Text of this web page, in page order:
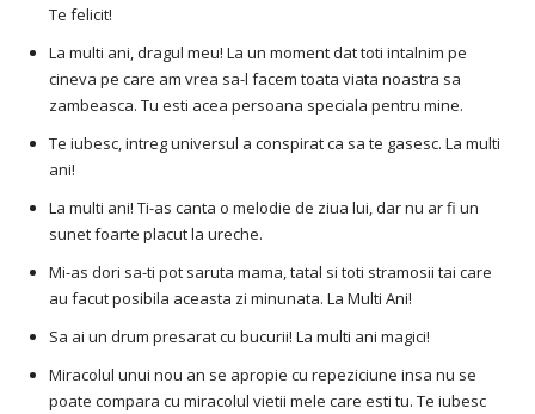
Te felicit!
La multi ani, dragul meu! La un moment dat toti intalnim pe
cineva pe care am vrea sa-l facem toata viata noastra sa
zambeasca. Tu esti acea persoana speciala pentru mine.
Te iubesc, intreg universul a conspirat ca sa te gasesc. La multi
ani!
La multi ani! Ti-as canta o melodie de ziua lui, dar nu ar fi un
sunet foarte placut la ureche.
Mi-as dori sa-ti pot saruta mama, tatal si toti stramosii tai care
au facut posibila aceasta zi minunata. La Multi Ani!
Sa ai un drum presarat cu bucurii! La multi ani magici!
Miracolul unui nou an se apropie cu repeziciune insa nu se
poate compara cu miracolul vietii mele care esti tu. Te iubesc